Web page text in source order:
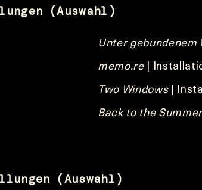
(Auswahl)
Unter gebundenem
memo.re|
Two Windows
|
Back to the
(Auswahl)